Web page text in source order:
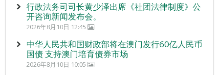
行政法务司司长黄少泽出席《社团法律制度》公
开咨询新闻发布会。
2026年8月10日 12:45
中华人民共和国财政部将在澳门发行60亿人民币
国债 支持澳门培育债券市场
2026年8月10日 10:05